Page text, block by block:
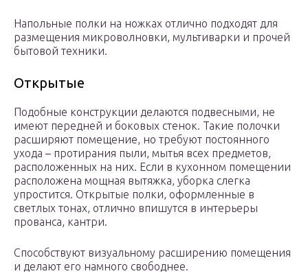
Напольные полки на ножках отлично подходят для
размещения микроволновки, мультиварки и прочей
бытовой техники.
Открытые
Подобные конструкции делаются подвесными, не
имеют передней и боковых стенок. Такие полочки
расширяют помещение, но требуют постоянного
ухода – протирания пыли, мытья всех предметов,
расположенных на них. Если в кухонном помещении
расположена мощная вытяжка, уборка слегка
упростится. Открытые полки, оформленные в
светлых тонах, отлично впишутся в интерьеры
прованса, кантри.
Способствуют визуальному расширению помещения
и делают его намного свободнее.